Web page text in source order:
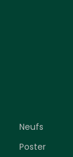
Neufs
Poster